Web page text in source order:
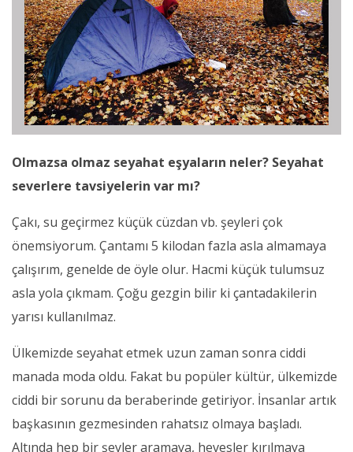
Olmazsa olmaz seyahat eşyaların neler? Seyahat
severlere tavsiyelerin var mı?
Çakı, su geçirmez küçük cüzdan vb. şeyleri çok
önemsiyorum. Çantamı 5 kilodan fazla asla almamaya
çalışırım, genelde de öyle olur. Hacmi küçük tulumsuz
asla yola çıkmam. Çoğu gezgin bilir ki çantadakilerin
yarısı kullanılmaz.
Ülkemizde seyahat etmek uzun zaman sonra ciddi
manada moda oldu. Fakat bu popüler kültür, ülkemizde
ciddi bir sorunu da beraberinde getiriyor. İnsanlar artık
başkasının gezmesinden rahatsız olmaya başladı.
Altında hep bir şeyler aramaya, hevesler kırılmaya